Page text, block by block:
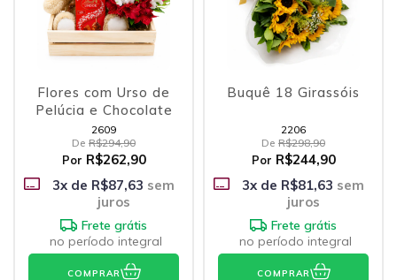
Flores com Urso de
Pelúcia e Chocolate
2609
De R$294,90
Por R$262,90
3x de R$87,63 sem
juros
Frete grátis
no período integral
COMPRAR
Buquê 18 Girassóis
2206
De R$298,90
Por R$244,90
3x de R$81,63 sem
juros
Frete grátis
no período integral
COMPRAR